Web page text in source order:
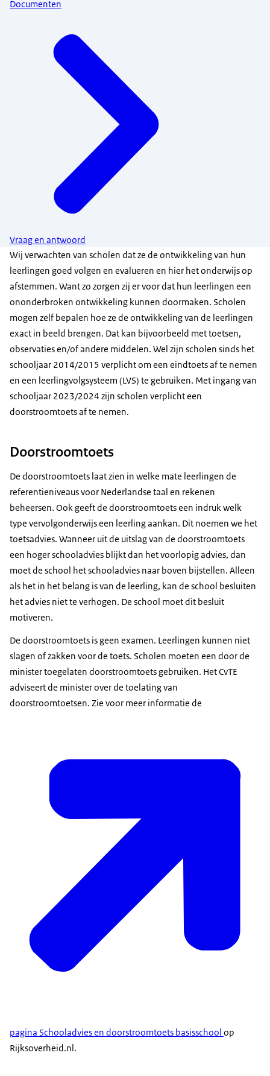
Documenten
Vraag en antwoord
Wij verwachten van scholen dat ze de ontwikkeling van hun
leerlingen goed volgen en evalueren en hier het onderwijs op
afstemmen. Want zo zorgen zij er voor dat hun leerlingen een
ononderbroken ontwikkeling kunnen doormaken. Scholen
mogen zelf bepalen hoe ze de ontwikkeling van de leerlingen
exact in beeld brengen. Dat kan bijvoorbeeld met toetsen,
observaties en/of andere middelen. Wel zijn scholen sinds het
schooljaar 2014/2015 verplicht om een eindtoets af te nemen
en een leerlingvolgsysteem (LVS) te gebruiken. Met ingang van
schooljaar 2023/2024 zijn scholen verplicht een
doorstroomtoets af te nemen.
Doorstroomtoets
De doorstroomtoets laat zien in welke mate leerlingen de
referentieniveaus voor Nederlandse taal en rekenen
beheersen. Ook geeft de doorstroomtoets een indruk welk
type vervolgonderwijs een leerling aankan. Dit noemen we het
toetsadvies. Wanneer uit de uitslag van de doorstroomtoets
een hoger schooladvies blijkt dan het voorlopig advies, dan
moet de school het schooladvies naar boven bijstellen. Alleen
als het in het belang is van de leerling, kan de school besluiten
het advies niet te verhogen. De school moet dit besluit
motiveren.
De doorstroomtoets is geen examen. Leerlingen kunnen niet
slagen of zakken voor de toets. Scholen moeten een door de
minister toegelaten doorstroomtoets gebruiken. Het CvTE
adviseert de minister over de toelating van
doorstroomtoetsen. Zie voor meer informatie de
pagina Schooladvies en doorstroomtoets basisschool op
Rijksoverheid.nl.